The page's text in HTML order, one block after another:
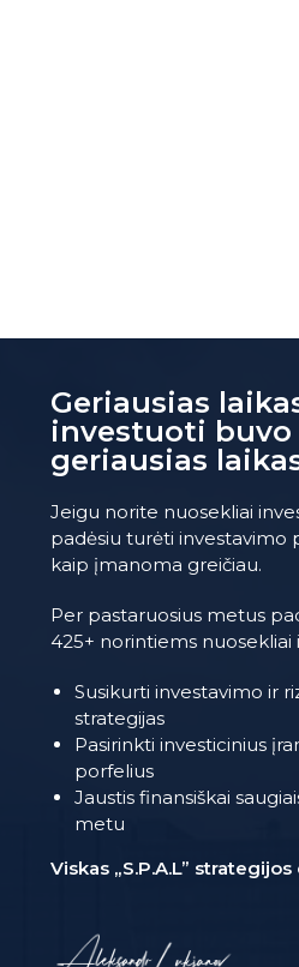
Geriausias
investuoti buvo
geriausias
Jeigu norite nuosekliai
padėsiu turėti investavimo
kaip įmanoma greičiau.
Per pastaruosius metus
425+ norintiems nuosekliai
Susikurti investavimo ir
strategijas
Pasirinkti investicinius
porfelius
Jaustis finansiškai
metu
Viskas „S.P.A.L” strategijos